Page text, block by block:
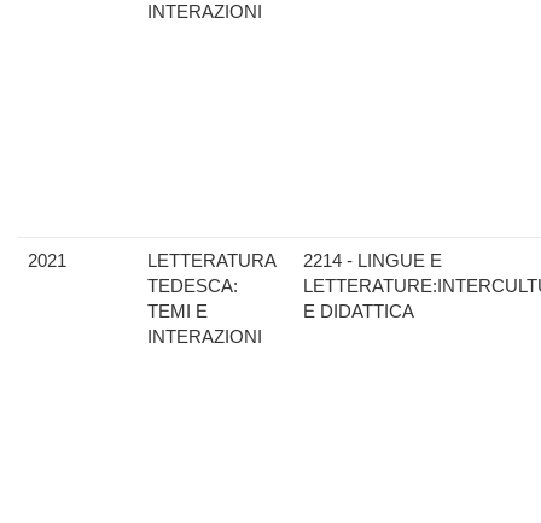
INTERAZIONI
2021
LETTERATURA
TEDESCA:
TEMI E
INTERAZIONI
2214 - LINGUE E
E DIDATTICA